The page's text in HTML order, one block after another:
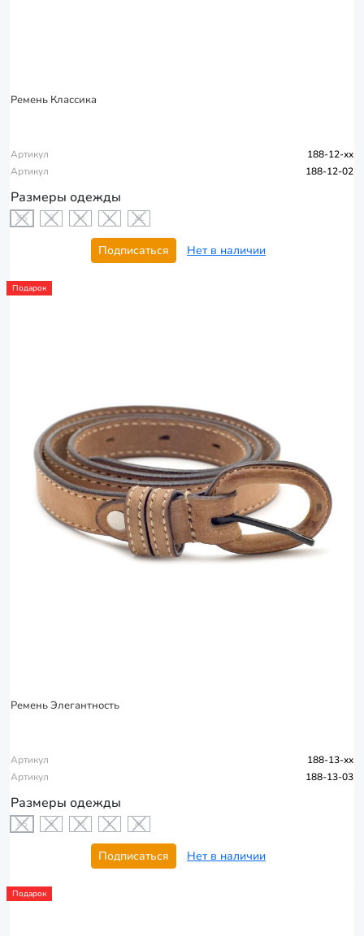
Ремень Классика
Артикул
188-12-xx
Артикул
188-12-02
Размеры одежды
XS S M L XL
Подписаться Нет в наличии
Подарок
Ремень Элегантность
Артикул
188-13-xx
Артикул
188-13-03
Размеры одежды
XS S M L XL
Подписаться Нет в наличии
Подарок